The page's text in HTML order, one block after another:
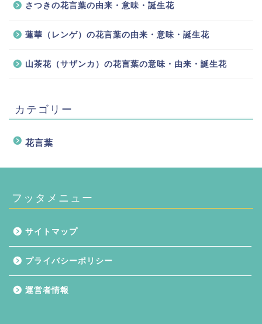
さつきの花言葉の由来・意味・誕生花
蓮華（レンゲ）の花言葉の由来・意味・誕生花
山茶花（サザンカ）の花言葉の意味・由来・誕生花
カテゴリー
花言葉
フッタメニュー
サイトマップ
プライバシーポリシー
運営者情報